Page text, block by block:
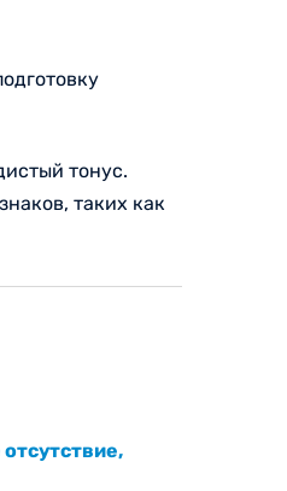
тонус.
таких как